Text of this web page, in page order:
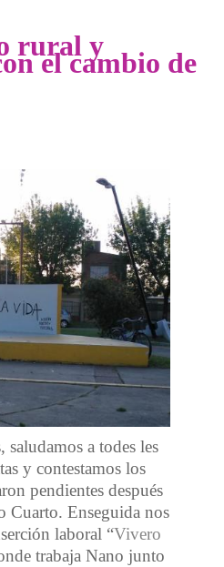
rural y
el cambio de
saludamos a todes les
y contestamos los
pendientes después
Cuarto. Enseguida nos
laboral “Vivero
trabaja Nano junto